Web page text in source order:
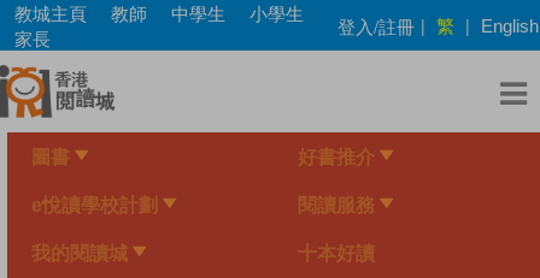
Skip
main
content
教城主頁 教師 中學生
小學生
家長
登入/註冊 | 繁 | English
圖書 好書推介
e悅讀學校計劃 閱讀服務
我的閱讀城 十本好讀